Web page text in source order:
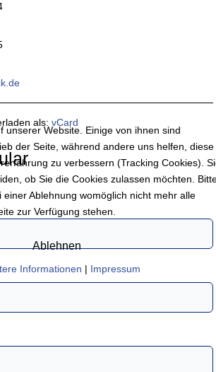
als: vCard
unserer Website. Einige von ihnen sind
der Seite, während andere uns helfen, diese
zu verbessern (Tracking Cookies).
ob Sie die Cookies zulassen möchten.
einer Ablehnung womöglich nicht mehr alle
zur Verfügung stehen.
Ablehnen
Informationen | Impressum